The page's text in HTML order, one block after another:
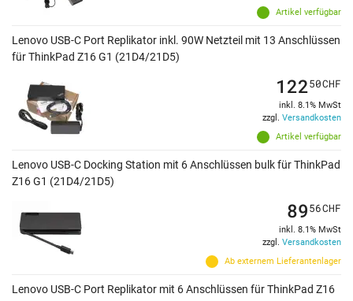
Artikel verfügbar
Lenovo USB-C Port Replikator inkl. 90W Netzteil mit 13 Anschlüssen
für ThinkPad Z16 G1 (21D4/21D5)
Artikel verfügbar
12250CHF
inkl. 8.1% MwSt
zzgl. Versandkosten
Lenovo USB-C Docking Station mit 6 Anschlüssen bulk für ThinkPad
Z16 G1 (21D4/21D5)
Ab externem Lieferantenlager
8956CHF
inkl. 8.1% MwSt
zzgl. Versandkosten
Lenovo USB-C Port Replikator mit 6 Anschlüssen für ThinkPad Z16